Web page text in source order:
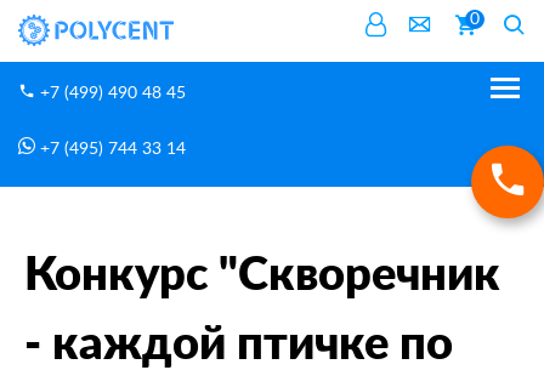
0
+7 (499) 490 48 45
+7 (495) 744 33 14
Конкурс "Cкворечник - каждой птичке по ракете"
Конкурс "Cкворечник
- каждой птичке по